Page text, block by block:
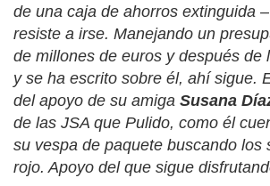
de una caja de ahorros extinguida
resiste a irse. Manejando un
de millones de euros y después de
y se ha escrito sobre él, ahí sigue.
del apoyo de su amiga Susana
de las JSA que Pulido, como él
su vespa de paquete buscando los
rojo. Apoyo del que sigue